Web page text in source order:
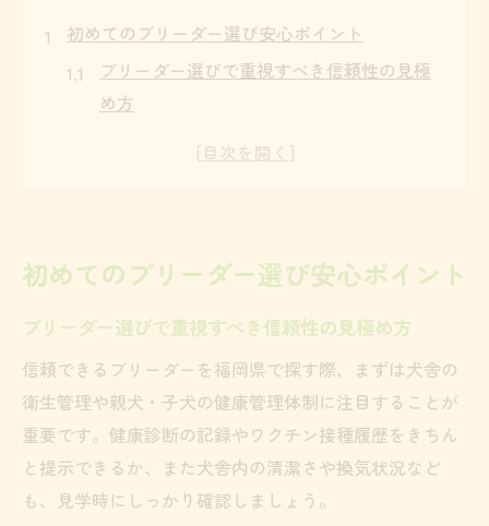
初めてのブリーダー選び安心ポイント
ブリーダー選びで重視すべき信頼性の見極
め方
ブリーダーとの見学予約時の注意点とは
ブリーダーの説明対応で比較したいポイン
ト
ブリーダーが大切にする快適な飼育環境と
は
トイプードルに適した生活環境のポイント
紹介
初めてのブリーダー選び安心ポイント
ブリーダー選びで重視すべき信頼性の見極め方
信頼できるブリーダーを福岡県で探す際、まずは犬舎の
衛生管理や親犬・子犬の健康管理体制に注目することが
重要です。健康診断の記録やワクチン接種履歴をきちん
と提示できるか、また犬舎内の清潔さや換気状況など
も、見学時にしっかり確認しましょう。